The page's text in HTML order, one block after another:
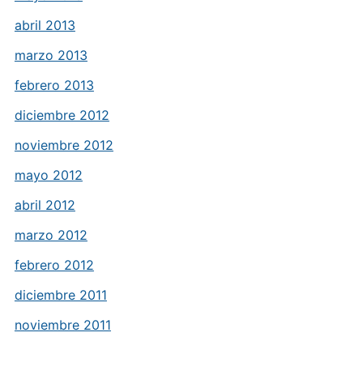
abril 2013
marzo 2013
febrero 2013
diciembre 2012
noviembre 2012
mayo 2012
abril 2012
marzo 2012
febrero 2012
diciembre 2011
noviembre 2011